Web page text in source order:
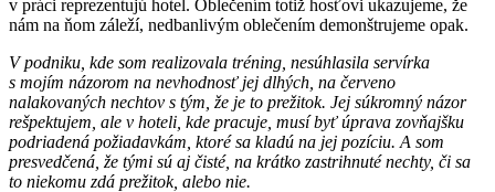
v práci reprezentujú hotel. Oblečením totiž hosťovi ukazujeme, že
nám na ňom záleží, nedbanlivým oblečením demonštrujeme opak.
V podniku, kde som realizovala tréning, nesúhlasila servírka
s mojím názorom na nevhodnosť jej dlhých, na červeno
nalakovaných nechtov s tým, že je to prežitok. Jej súkromný názor
rešpektujem, ale v hoteli, kde pracuje, musí byť úprava zovňajšku
podriadená požiadavkám, ktoré sa kladú na jej pozíciu. A som
presvedčená, že tými sú aj čisté, na krátko zastrihnuté nechty, či sa
to niekomu zdá prežitok, alebo nie.